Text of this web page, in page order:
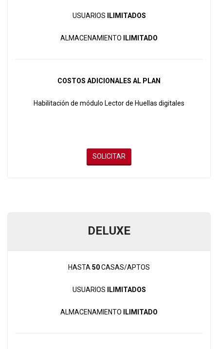
USUARIOS ILIMITADOS
ALMACENAMIENTO ILIMITADO
COSTOS ADICIONALES AL PLAN
Habilitación de módulo Lector de Huellas digitales
SOLICITAR
DELUXE
HASTA50CASAS/APTOS
USUARIOS ILIMITADOS
ALMACENAMIENTO ILIMITADO